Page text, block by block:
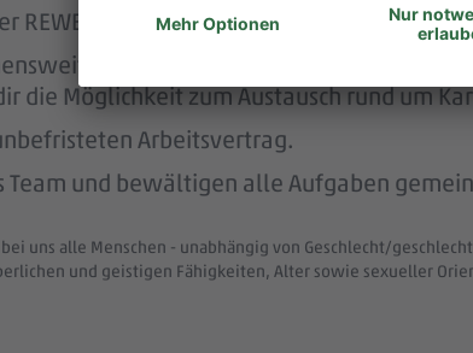
REWE Group, einem der größten
Netzwerke wie das LGBTIQ-
die Möglichkeit zum Austausch rund um
Arbeitsvertrag.
Team und bewältigen alle Aufgaben
uns alle Menschen - unabhängig von Geschlecht/
und geistigen Fähigkeiten, Alter sowie sexueller